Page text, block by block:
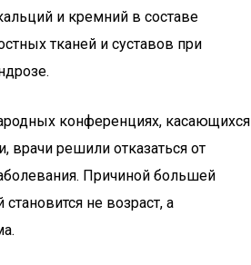
и кремний в составе
тканей и суставов при
конференциях, касающихся
врачи решили отказаться от
Причиной большей
становится не возраст, а